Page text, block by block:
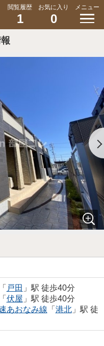
閲覧履歴
1
お気に入り
0
メニュー
「 戸田 」駅 徒歩40分
「 伏屋 」駅 徒歩40分
あおなみ線 「 港北」駅 徒